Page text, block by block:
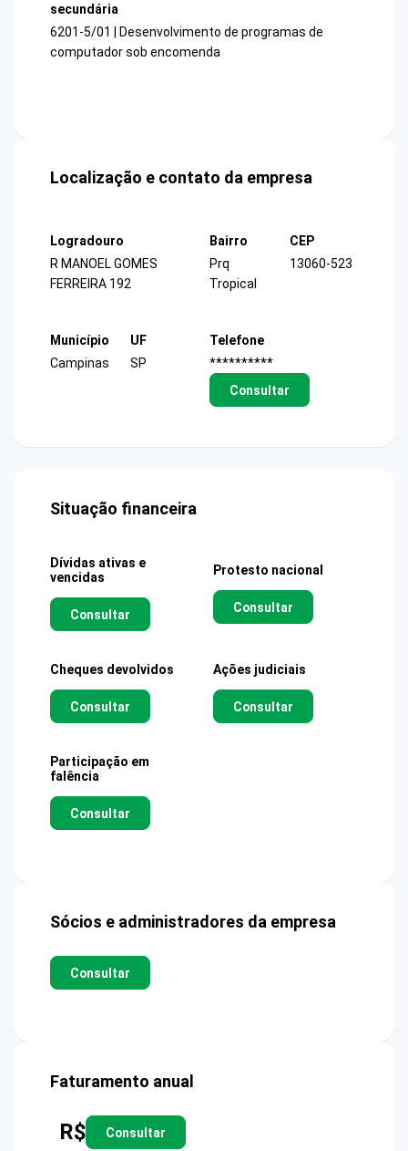
secundária
6201-5/01 | Desenvolvimento de programas de
computador sob encomenda
Localização e contato da empresa
Logradouro
R MANOEL GOMES
FERREIRA 192
Bairro
Prq
Tropical
CEP
13060-523
Município
Campinas
UF
SP
Telefone
**********
Consultar
Situação financeira
Dívidas ativas e
vencidas
Consultar
Protesto nacional
Consultar
Cheques devolvidos
Consultar
Ações judiciais
Consultar
Participação em
falência
Consultar
Sócios e administradores da empresa
Consultar
Faturamento anual
R$ Consultar